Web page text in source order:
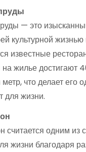
— это
культурной
известные
жилье достигают
что делает его
для жизни.
считается одним из
жизни благодаря